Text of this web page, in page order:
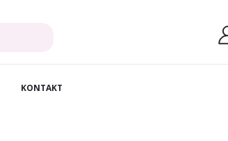
KONTAKT